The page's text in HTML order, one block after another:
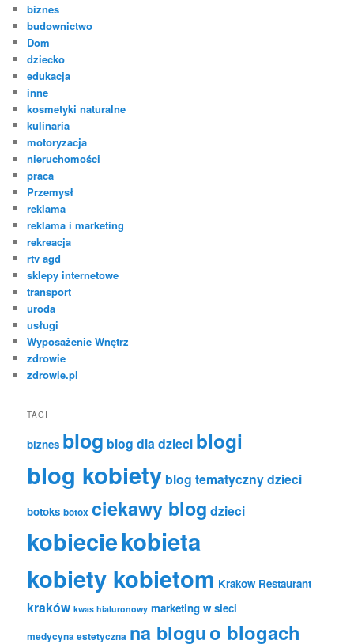
biznes
budownictwo
Dom
dziecko
edukacja
inne
kosmetyki naturalne
kulinaria
motoryzacja
nieruchomości
praca
Przemysł
reklama
reklama i marketing
rekreacja
rtv agd
sklepy internetowe
transport
uroda
usługi
Wyposażenie Wnętrz
zdrowie
zdrowie.pl
TAGI
biznes blog blog dla dzieci blogi
blog kobiety blog tematyczny dzieci
botoks botox ciekawy blog dzieci
kobieciekobieta
kobiety kobietom Krakow Restaurant
kraków kwas hialuronowy marketing w sieci
medycyna estetyczna na bloguo blogach